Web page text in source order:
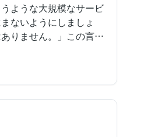
ような大規模なサービ
ないようにしましょ
りません。」この言葉
は、ビジネスがコスト